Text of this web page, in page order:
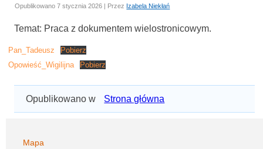
Opublikowano 7 stycznia 2026 | Przez Izabela Niekłań
Temat: Praca z dokumentem wielostronicowym.
Pan_Tadeusz
Pobierz
Opowieść_Wigilijna
Pobierz
Opublikowano w Strona główna
Mapa